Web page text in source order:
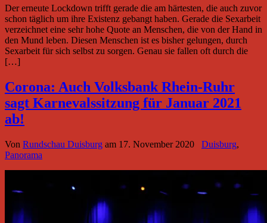
Der erneute Lockdown trifft gerade die am härtesten, die auch zuvor
schon täglich um ihre Existenz gebangt haben. Gerade die Sexarbeit
verzeichnet eine sehr hohe Quote an Menschen, die von der Hand in
den Mund leben. Diesen Menschen ist es bisher gelungen, durch
Sexarbeit für sich selbst zu sorgen. Genau sie fallen oft durch die
[…]
Corona: Auch Volksbank Rhein-Ruhr
sagt Karnevalssitzung für Januar 2021
ab!
Von Rundschau Duisburg am 17. November 2020 Duisburg,
Panorama